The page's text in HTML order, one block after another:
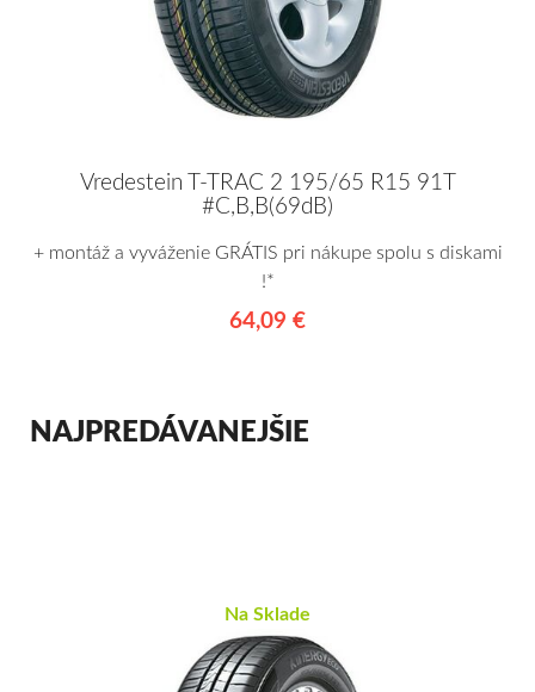
Vredestein T-TRAC 2 195/65 R15 91T
#C,B,B(69dB)
+ montáž a vyváženie GRÁTIS pri nákupe spolu s diskami
!*
64,09 €
NAJPREDÁVANEJŠIE
Na Sklade